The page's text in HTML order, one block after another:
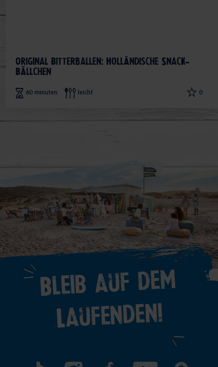
Original Bitterballen: Holländische Snack-
Bällchen
60 minuten leicht 0
Bleib auf dem
Laufenden!